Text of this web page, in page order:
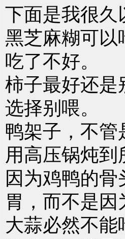
下面是我很
黑芝麻糊可
吃了不好。
柿子最好还
选择别喂。
鸭架子，不
用高压锅炖
因为鸡鸭的
胃，而不是
大蒜必然不